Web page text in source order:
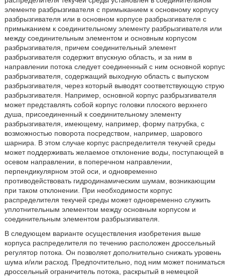
элементе разбрызгивателя с примыканием к основному корпусу
разбрызгивателя или в основном корпусе разбрызгивателя с
примыканием к соединительному элементу разбрызгивателя или
между соединительным элементом и основным корпусом
разбрызгивателя, причем соединительный элемент
разбрызгивателя содержит впускную область, и за ним в
направлении потока следует соединенный с ним основной корпус
разбрызгивателя, содержащий выходную область с выпуском
разбрызгивателя, через который выводят соответствующую струю
разбрызгивателя. Например, основной корпус разбрызгивателя
может представлять собой корпус головки плоского верхнего
душа, присоединенный к соединительному элементу
разбрызгивателя, имеющему, например, форму патрубка, с
возможностью поворота посредством, например, шарового
шарнира. В этом случае корпус распределителя текучей среды
может поддерживать желаемое отклонение воды, поступающей в
осевом направлении, в поперечном направлении,
перпендикулярном этой оси, и одновременно
противодействовать гидродинамическим шумам, возникающим
при таком отклонении. При необходимости корпус
распределителя текучей среды может одновременно служить
уплотнительным элементом между основным корпусом и
соединительным элементом разбрызгивателя.
В следующем варианте осуществления изобретения выше
корпуса распределителя по течению расположен дроссельный
регулятор потока. Он позволяет дополнительно снижать уровень
шума и/или расход. Предпочтительно, под ним может пониматься
дроссельный ограничитель потока, раскрытый в немецкой